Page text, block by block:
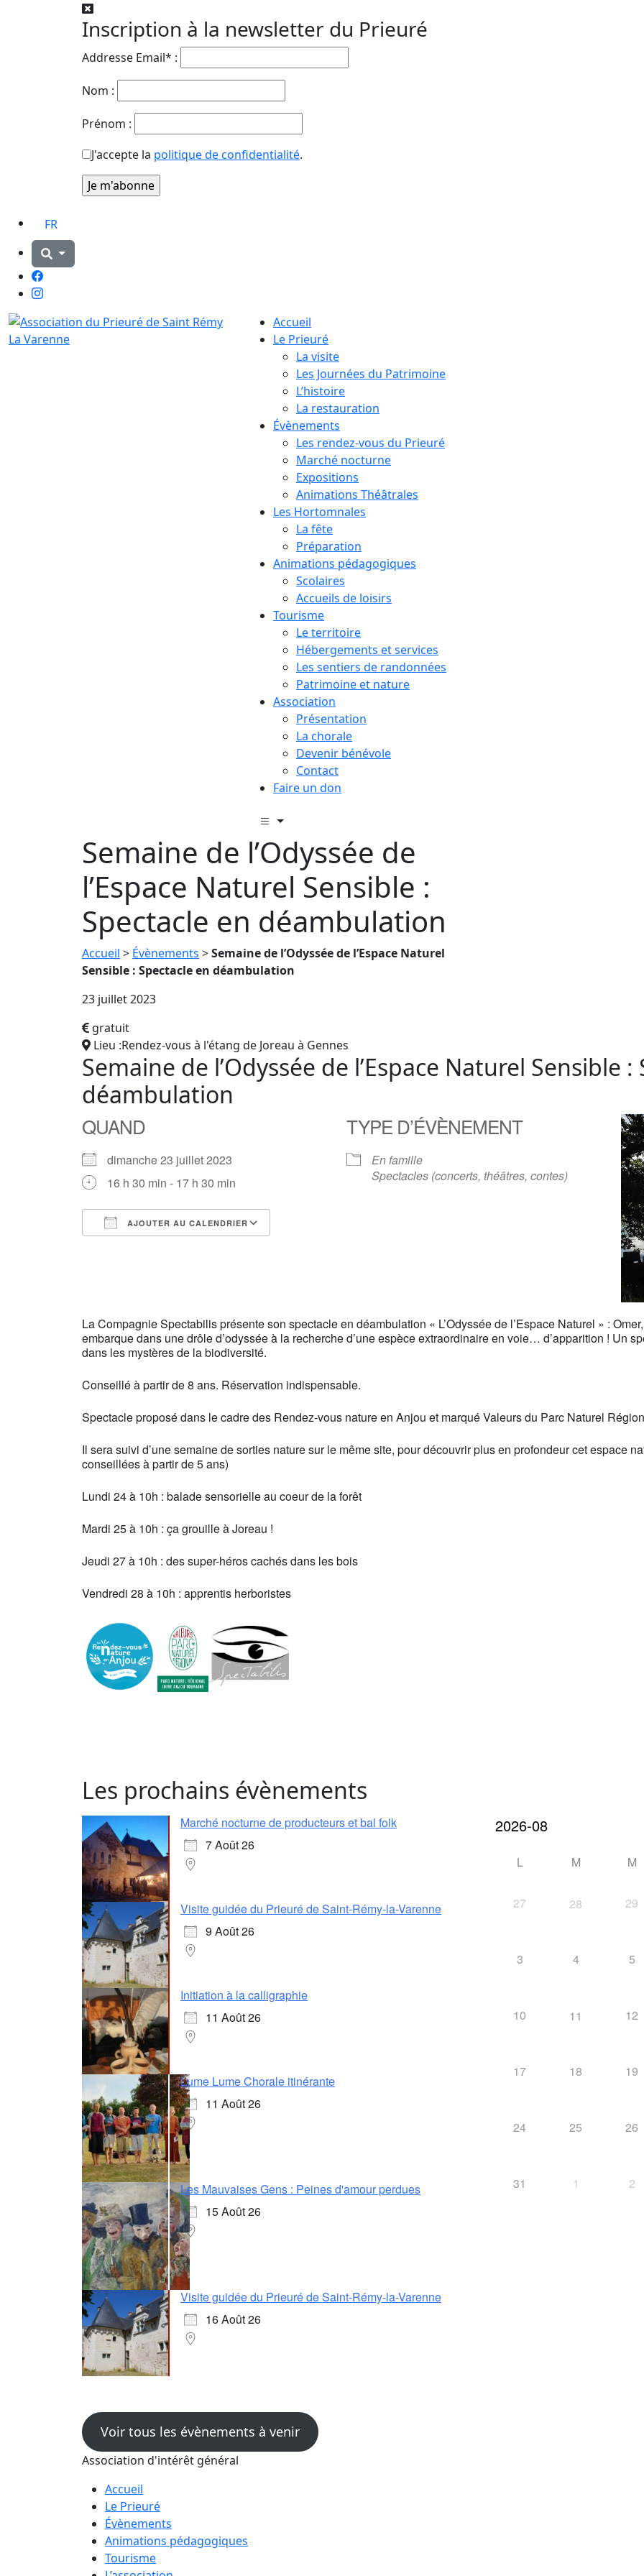
Inscription à la newsletter du Prieuré
Addresse Email* :
Nom :
Prénom :
J'accepte la politique de confidentialité.
FR
Facebook
Instagram
Accueil
Le Prieuré
La visite
Les Journées du Patrimoine
L’histoire
La restauration
Évènements
Les rendez-vous du Prieuré
Marché nocturne
Expositions
Animations Théâtrales
Les Hortomnales
La fête
Préparation
Animations pédagogiques
Scolaires
Accueils de loisirs
Tourisme
Le territoire
Hébergements et services
Les sentiers de randonnées
Patrimoine et nature
Association
Présentation
La chorale
Devenir bénévole
Contact
Faire un don
Semaine de l’Odyssée de
l’Espace Naturel Sensible :
Spectacle en déambulation
Accueil > Évènements >Semaine de l’Odyssée de l’Espace Naturel
Sensible : Spectacle en déambulation
23 juillet 2023
gratuit
Lieu :Rendez-vous à l'étang de Joreau à Gennes
Semaine de l’Odyssée de l’Espace Naturel Sensible :
déambulation
QUAND
dimanche 23 juillet 2023
16 h 30 min - 17 h 30 min
AJOUTER AU CALENDRIER
TYPE D’ÉVÈNEMENT
En famille
Spectacles (concerts, théâtres, contes)
La Compagnie Spectabilis présente son spectacle en déambulation « L’Odyssée de l’Espace Naturel » :
embarque dans une drôle d’odyssée à la recherche d’une espèce extraordinaire en voie… d’apparition ! Un
dans les mystères de la biodiversité.
Conseillé à partir de 8 ans. Réservation indispensable.
Spectacle proposé dans le cadre des Rendez-vous nature en Anjou et marqué Valeurs du Parc Naturel
Il sera suivi d’une semaine de sorties nature sur le même site, pour découvrir plus en profondeur cet espace
conseillées à partir de 5 ans)
Lundi 24 à 10h : balade sensorielle au coeur de la forêt
Mardi 25 à 10h : ça grouille à Joreau !
Jeudi 27 à 10h : des super-héros cachés dans les bois
Vendredi 28 à 10h : apprentis herboristes
Les prochains évènements
Marché nocturne de producteurs et bal folk
7 Août 26
Visite guidée du Prieuré de Saint-Rémy-la-Varenne
9 Août 26
Initiation à la calligraphie
11 Août 26
Lume Lume Chorale itinérante
11 Août 26
Les Mauvaises Gens : Peines d'amour perdues
15 Août 26
Visite guidée du Prieuré de Saint-Rémy-la-Varenne
16 Août 26
Voir tous les évènements à venir
L M M
27 28 29
3 4 5
10 11 12
17 18 19
24 25 26
31 1 2
Association d'intérêt général
Accueil
Le Prieuré
Évènements
Animations pédagogiques
Tourisme